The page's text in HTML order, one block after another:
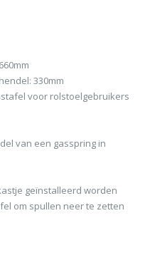
330mm
voor rolstoelgebruikers
van een gasspring in
geïnstalleerd worden
om spullen neer te zetten